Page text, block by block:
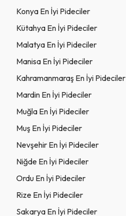
Konya En İyi Pideciler
Kütahya En İyi Pideciler
Malatya En İyi Pideciler
Manisa En İyi Pideciler
Kahramanmaraş En İyi Pideciler
Mardin En İyi Pideciler
Muğla En İyi Pideciler
Muş En İyi Pideciler
Nevşehir En İyi Pideciler
Niğde En İyi Pideciler
Ordu En İyi Pideciler
Rize En İyi Pideciler
Sakarya En İyi Pideciler